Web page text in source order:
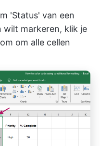
'Status' van een
wilt markeren, klik je
om alle cellen